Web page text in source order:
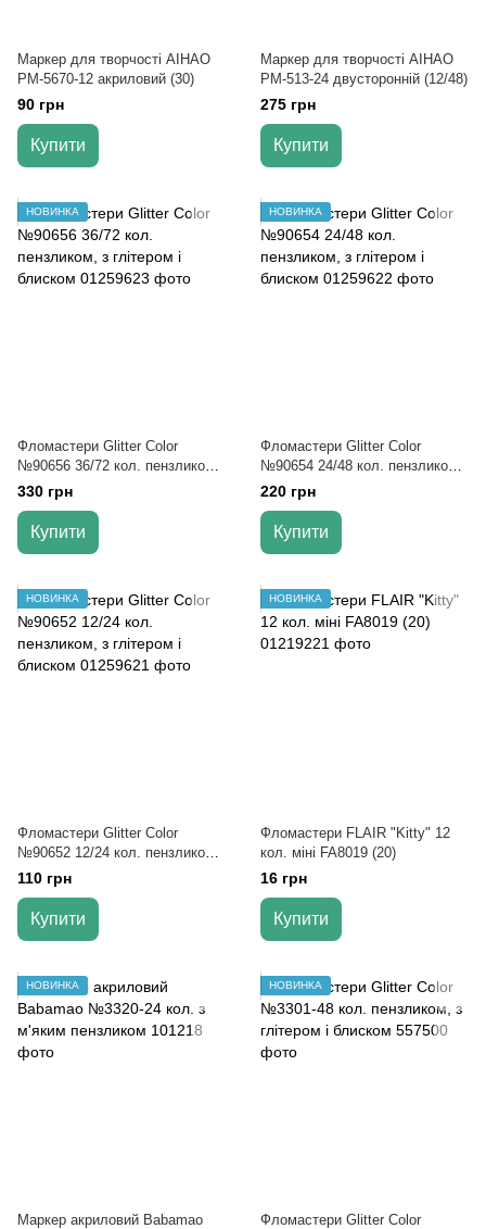
Маркер для творчості AIHAO
РМ-5670-12 акриловий (30)
90 грн
Купити
Маркер для творчості AIHAO
РМ-513-24 двусторонній (12/48)
275 грн
Купити
НОВИНКА
Фломастери Glitter Color
№90656 36/72 кол. пензликом,
з глітером і блиском
330 грн
Купити
НОВИНКА
Фломастери Glitter Color
№90654 24/48 кол. пензликом,
з глітером і блиском
220 грн
Купити
НОВИНКА
Фломастери Glitter Color
№90652 12/24 кол. пензликом,
з глітером і блиском
110 грн
Купити
НОВИНКА
Фломастери FLAIR "Kitty" 12
кол. міні FA8019 (20)
16 грн
Купити
НОВИНКА
Маркер акриловий Babamao
НОВИНКА
Фломастери Glitter Color